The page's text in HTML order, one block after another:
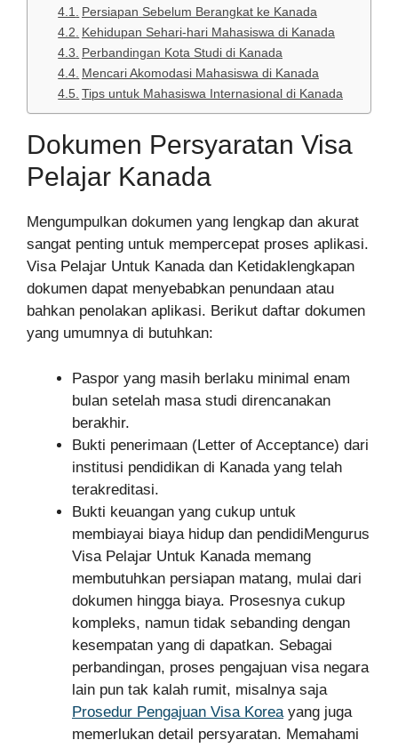
Persiapan Sebelum Berangkat ke Kanada
Kehidupan Sehari-hari Mahasiswa di Kanada
Perbandingan Kota Studi di Kanada
Mencari Akomodasi Mahasiswa di Kanada
Tips untuk Mahasiswa Internasional di Kanada
Dokumen Persyaratan Visa
Pelajar Kanada
Mengumpulkan dokumen yang lengkap dan akurat
sangat penting untuk mempercepat proses aplikasi.
Visa Pelajar Untuk Kanada dan Ketidaklengkapan
dokumen dapat menyebabkan penundaan atau
bahkan penolakan aplikasi. Berikut daftar dokumen
yang umumnya di butuhkan:
Paspor yang masih berlaku minimal enam
bulan setelah masa studi direncanakan
berakhir.
Bukti penerimaan (Letter of Acceptance) dari
institusi pendidikan di Kanada yang telah
terakreditasi.
Bukti keuangan yang cukup untuk
membiayai biaya hidup dan pendidiMengurus
Visa Pelajar Untuk Kanada memang
membutuhkan persiapan matang, mulai dari
dokumen hingga biaya. Prosesnya cukup
kompleks, namun tidak sebanding dengan
kesempatan yang di dapatkan. Sebagai
perbandingan, proses pengajuan visa negara
lain pun tak kalah rumit, misalnya saja
Prosedur Pengajuan Visa Koreayang juga
memerlukan detail persyaratan. Memahami